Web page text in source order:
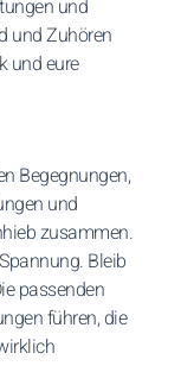
und
und Zuhören
und eure
Begegnungen,
und
zusammen.
Bleib
passenden
führen, die